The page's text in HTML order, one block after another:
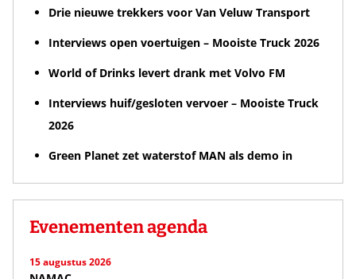
Drie nieuwe trekkers voor Van Veluw Transport
Interviews open voertuigen – Mooiste Truck 2026
World of Drinks levert drank met Volvo FM
Interviews huif/gesloten vervoer – Mooiste Truck
2026
Green Planet zet waterstof MAN als demo in
Evenementen agenda
15 augustus 2026